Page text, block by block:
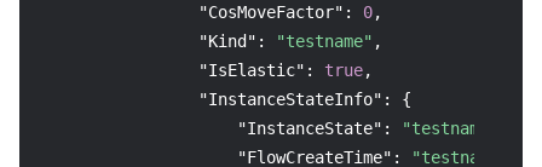
"CosMoveFactor" : 0,
"Kind" : "testname" ,
"IsElastic" : true,
"InstanceStateInfo" :
{
"InstanceState" : "testname"
"FlowCreateTime" : "testname"